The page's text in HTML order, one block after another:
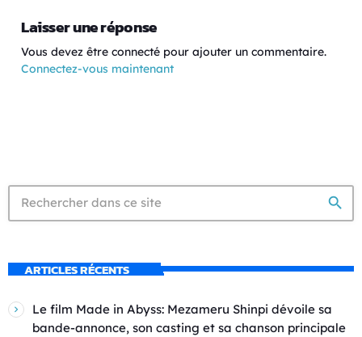
Laisser une réponse
Vous devez être connecté pour ajouter un commentaire.
Connectez-vous maintenant
search
ARTICLES RÉCENTS
Le film Made in Abyss: Mezameru Shinpi dévoile sa
bande-annonce, son casting et sa chanson principale